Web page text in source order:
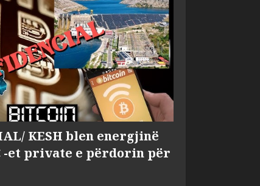
KESH blen energjinë
-et private e përdorin për